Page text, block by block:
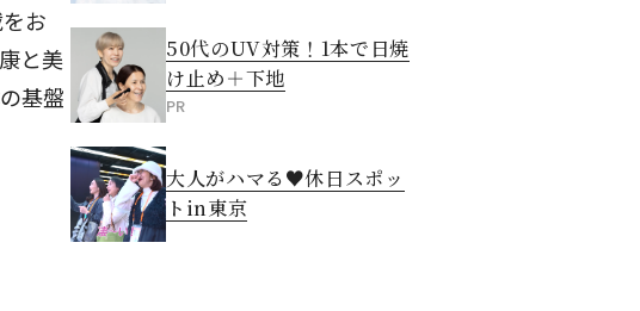
お
と美
基盤
50代のUV対策！1本で日焼
け止め＋下地
PR
大人がハマる♥休日スポッ
トin東京